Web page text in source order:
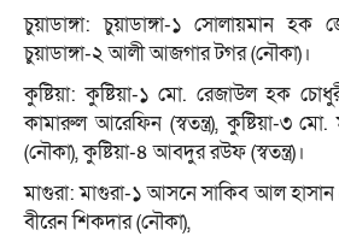
চুয়াডাঙ্গা: চুয়াডাঙ্গা-১ সোলায়মান হক
চুয়াডাঙ্গা-২ আলী আজগার টগর (নৌকা)।
কুষ্টিয়া: কুষ্টিয়া-১ মো. রেজাউল হক
কামারুল আরেফিন (স্বতন্ত্র), কুষ্টিয়া-৩
(নৌকা), কুষ্টিয়া-৪ আবদুর রউফ (স্বতন্ত্র)।
মাগুরা: মাগুরা-১ আসনে সাকিব আল
বীরেন শিকদার (নৌকা),